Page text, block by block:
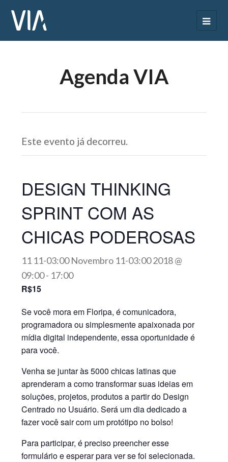
Agenda VIA
Este evento já decorreu.
DESIGN THINKING
SPRINT COM AS
CHICAS PODEROSAS
11 11-03:00 Novembro 11-03:00 2018 @
09:00- 17:00
R$15
Se você mora em Floripa, é comunicadora,
programadora ou simplesmente apaixonada por
mídia digital independente, essa oportunidade é
para você.
Venha se juntar às 5000 chicas latinas que
aprenderam a como transformar suas ideias em
soluções, projetos, produtos a partir do Design
Centrado no Usuário. Será um dia dedicado a
fazer você sair com um protótipo no bolso!
Para participar, é preciso preencher esse
formulário e esperar para ver se foi selecionada.